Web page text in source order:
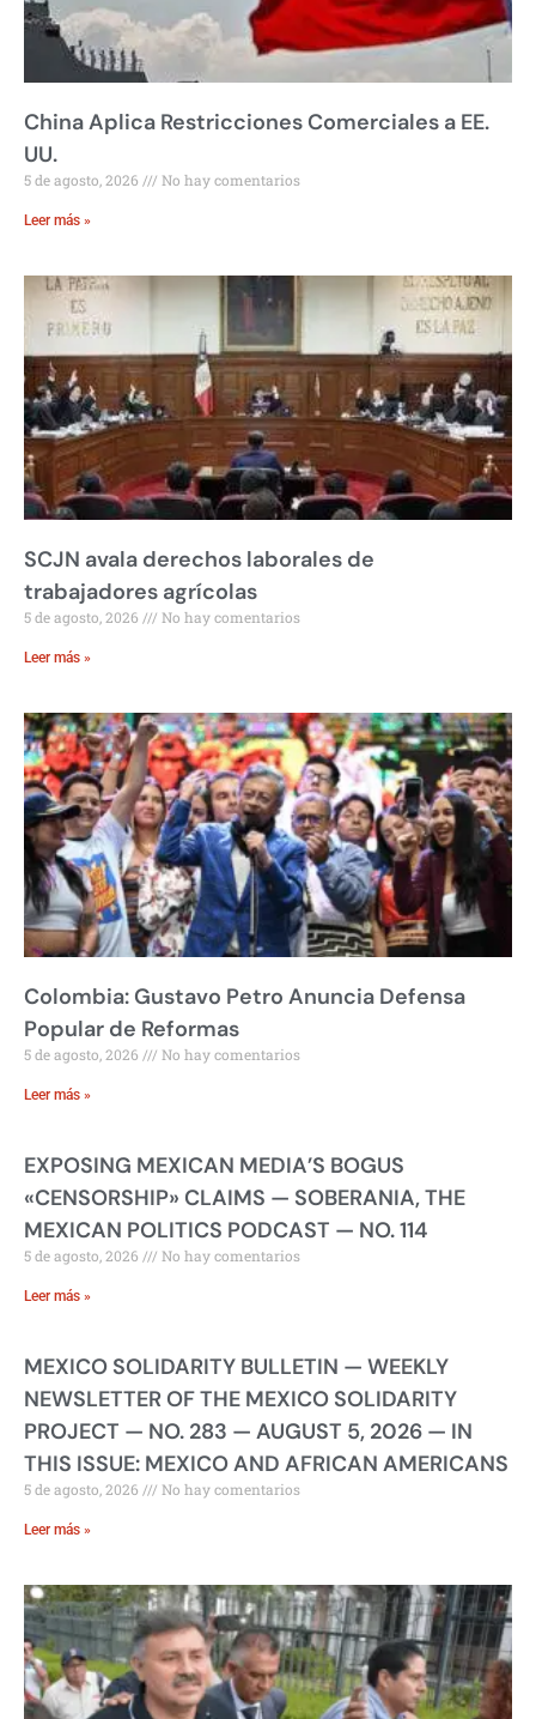
China Aplica Restricciones Comerciales a EE.
UU.
5 de agosto, 2026 No hay comentarios
Leer más »
SCJN avala derechos laborales de
trabajadores agrícolas
5 de agosto, 2026 No hay comentarios
Leer más »
Colombia: Gustavo Petro Anuncia Defensa
Popular de Reformas
5 de agosto, 2026 No hay comentarios
Leer más »
EXPOSING MEXICAN MEDIA’S BOGUS
«CENSORSHIP» CLAIMS — SOBERANIA, THE
MEXICAN POLITICS PODCAST — NO. 114
5 de agosto, 2026 No hay comentarios
Leer más »
MEXICO SOLIDARITY BULLETIN — WEEKLY
NEWSLETTER OF THE MEXICO SOLIDARITY
PROJECT — NO. 283 — AUGUST 5, 2026 — IN
THIS ISSUE: MEXICO AND AFRICAN AMERICANS
5 de agosto, 2026 No hay comentarios
Leer más »